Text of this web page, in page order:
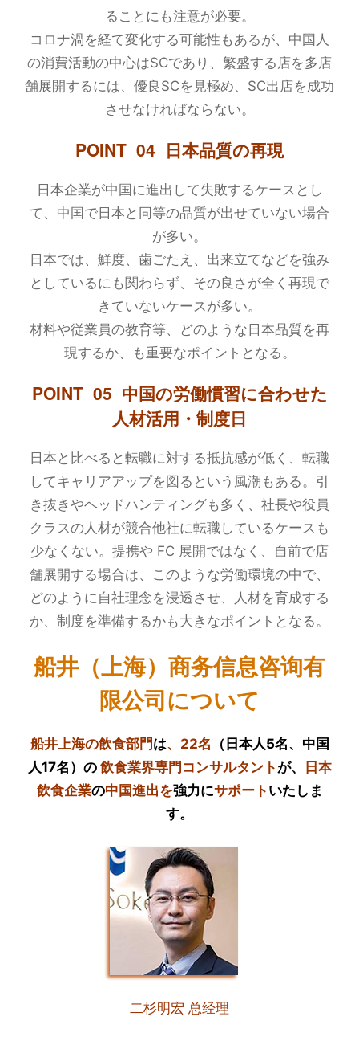
ることにも注意が必要。
コロナ渦を経て変化する可能性もあるが、中国人
の消費活動の中心はSCであり、繁盛する店を多店
舗展開するには、優良SCを見極め、SC出店を成功
させなければならない。
POINT 04 日本品質の再現
日本企業が中国に進出して失敗するケースとし
て、中国で日本と同等の品質が出せていない場合
が多い。
日本では、鮮度、歯ごたえ、出来立てなどを強み
としているにも関わらず、その良さが全く再現で
きていないケースが多い。
材料や従業員の教育等、どのような日本品質を再
現するか、も重要なポイントとなる。
POINT 05 中国の労働慣習に合わせた
人材活用・制度日
日本と比べると転職に対する抵抗感が低く、転職
してキャリアアップを図るという風潮もある。引
き抜きやヘッドハンティングも多く、社長や役員
クラスの人材が競合他社に転職しているケースも
少なくない。提携や FC 展開ではなく、自前で店
舗展開する場合は、このような労働環境の中で、
どのように自社理念を浸透させ、人材を育成する
か、制度を準備するかも大きなポイントとなる。
船井（上海）商务信息咨询有
限公司について
船井上海の飲食部門は、22名 （日本人5名、中国
人17名）の飲食業界専門コンサルタントが、
日本
飲食企業の中国進出を強力にサポート いたしま
す。
二杉明宏 总经理